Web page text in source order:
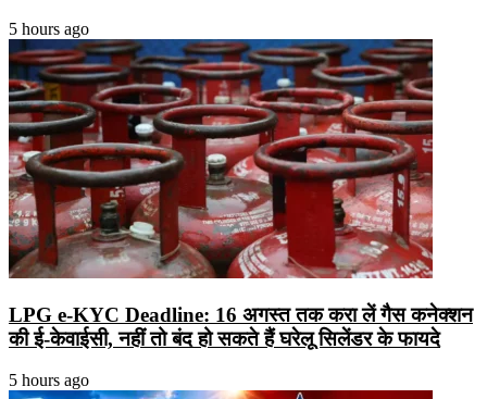
5 hours ago
LPG e-KYC Deadline: 16 अगस्त तक करा लें गैस कनेक्शन
की ई-केवाईसी, नहीं तो बंद हो सकते हैं घरेलू सिलेंडर के फायदे
5 hours ago